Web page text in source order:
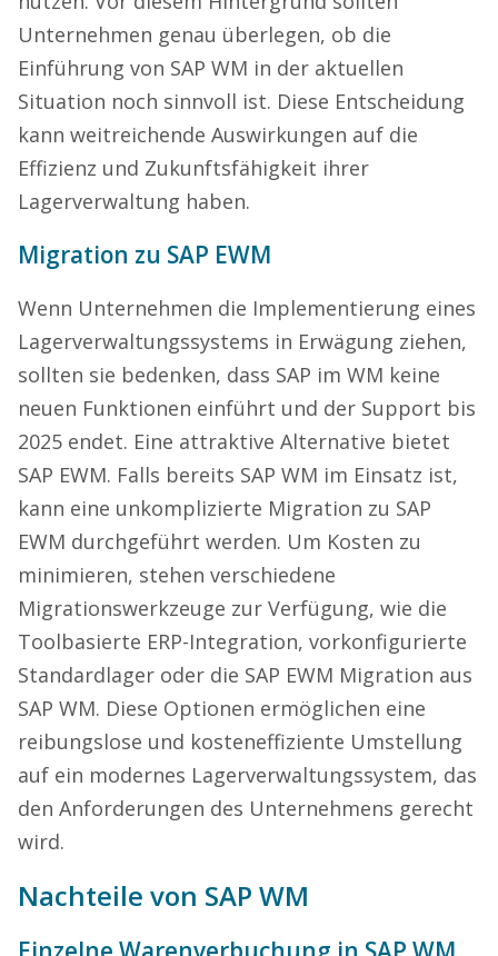
Unternehmen genau überlegen, ob die
Einführung von SAP WM in der aktuellen
Situation noch sinnvoll ist. Diese Entscheidung
kann weitreichende Auswirkungen auf die
Effizienz und Zukunftsfähigkeit ihrer
Lagerverwaltung haben.
Migration zu SAP EWM
Wenn Unternehmen die Implementierung eines
Lagerverwaltungssystems in Erwägung ziehen,
sollten sie bedenken, dass SAP im WM keine
neuen Funktionen einführt und der Support bis
2025 endet. Eine attraktive Alternative bietet
SAP EWM. Falls bereits SAP WM im Einsatz ist,
kann eine unkomplizierte Migration zu SAP
EWM durchgeführt werden. Um Kosten zu
minimieren, stehen verschiedene
Migrationswerkzeuge zur Verfügung, wie die
Toolbasierte ERP-Integration, vorkonfigurierte
Standardlager oder die SAP EWM Migration aus
SAP WM. Diese Optionen ermöglichen eine
reibungslose und kosteneffiziente Umstellung
auf ein modernes Lagerverwaltungssystem, das
den Anforderungen des Unternehmens gerecht
wird.
Nachteile von SAP WM